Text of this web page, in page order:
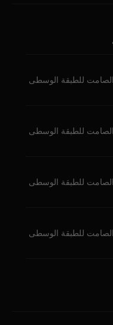
الصامت للطبقة الوسطى
الصامت للطبقة الوسطى
الصامت للطبقة الوسطى
الصامت للطبقة الوسطى